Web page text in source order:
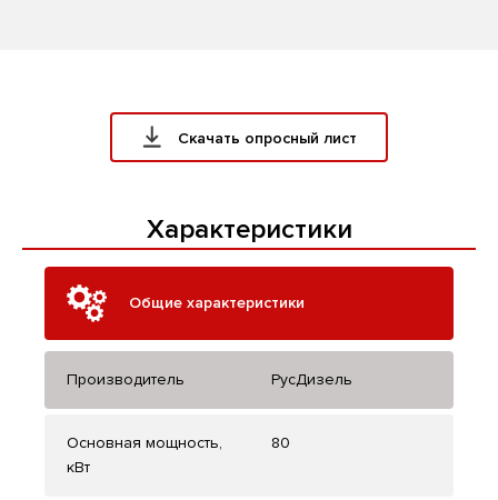
Скачать опросный лист
Характеристики
Общие характеристики
Производитель РусДизель
Основная мощность,
кВт
80